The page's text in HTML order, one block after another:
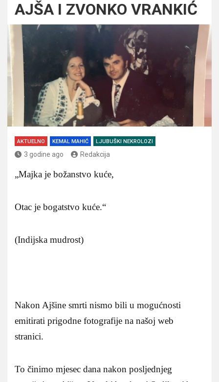
AJŠA I ZVONKO VRANKIĆ
AKTUELNO KEMAL MAHIĆ LJUBUŠKI NEKROLOZI
3 godine ago Redakcija
„Majka je božanstvo kuće,
Otac je bogatstvo kuće.“
(Indijska mudrost)
Nakon Ajšine smrti nismo bili u mogućnosti
emitirati prigodne fotografije na našoj web
stranici.
To činimo mjesec dana nakon posljednjeg